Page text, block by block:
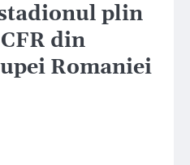
plin
din
Romaniei